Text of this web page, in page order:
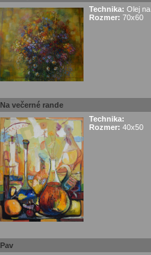
Technika: Olej
Rozmer: 70x60
Na večerné rande
Technika:
Rozmer: 40x50
Pav